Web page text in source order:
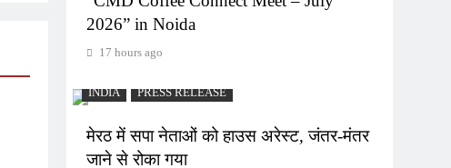
2026” in Noida
17 hours ago
INDIA PRESS RELEASE
मेरठ में सपा नेताओं को हाउस अरेस्ट, जंतर-मंतर
जाने से रोका गया